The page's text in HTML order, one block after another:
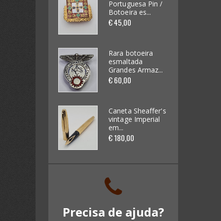
Futebol / Desportos diversos
(33)
Automobilia (62)
Videojogos e Consolas (4)
Miniaturas de Carros (265)
Kits / Modelismo (46)
Banda Desenhada (0)
Discos Vinil (18)
Portuguesa Pin /
Botoeira es...
€ 45,00
Rara botoeira
esmaltada
Grandes Armaz...
€ 60,00
Caneta Sheaffer's
vintage Imperial
em...
€ 180,00
Precisa de ajuda?